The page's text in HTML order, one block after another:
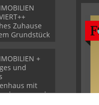
Zuhause
Grundstück
+
und
mit
und